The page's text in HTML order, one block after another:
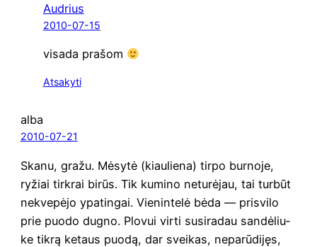
Audrius
2010-07-15
visa­da prašom
Atsakyti
alba
2010-07-21
Ska­nu, gra­žu. Mėsy­tė (kiau­lie­na) tir­po bur­no­je,
ryžiai tir­krai birūs. Tik kumi­no netu­rė­jau, tai tur­būt
nekve­pė­jo ypa­tin­gai. Vie­nin­te­lė bėda — prisvi­lo
prie puo­do dug­no. Plo­vui vir­ti susi­ra­dau san­dė­liu­
ke tik­rą ketaus puo­dą, dar svei­kas, nepa­rū­di­jęs,